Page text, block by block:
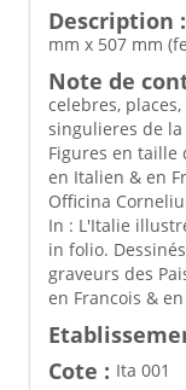
Description :
mm x 507 mm
Note de
celebres,
singulieres de la
Figures en taille
en Italien & en
Officina
In : L'Italie
in folio.
graveurs des
en Francois &
Cote : Ita 001